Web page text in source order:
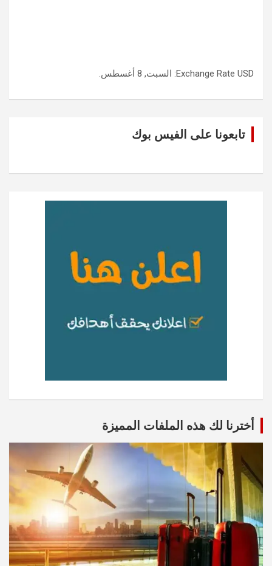
Exchange Rate USD : السبت, 8 أغسطس.
تابعونا على الفيس بوك
أخترنا لك هذه الملفات المميزة